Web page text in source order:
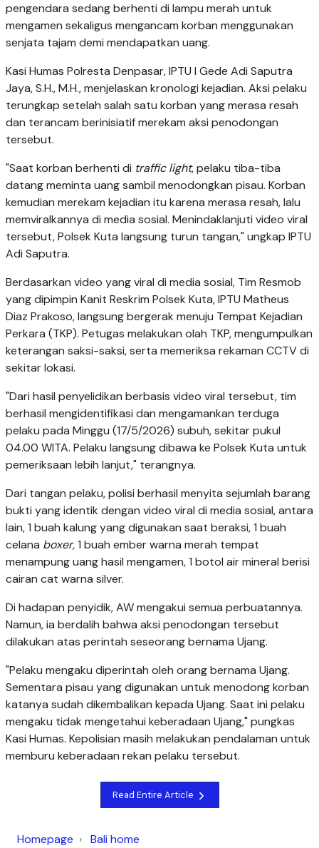
pengendara sedang berhenti di lampu merah untuk
mengamen sekaligus mengancam korban menggunakan
senjata tajam demi mendapatkan uang.
Kasi Humas Polresta Denpasar, IPTU I Gede Adi Saputra
Jaya, S.H., M.H., menjelaskan kronologi kejadian. Aksi pelaku
terungkap setelah salah satu korban yang merasa resah
dan terancam berinisiatif merekam aksi penodongan
tersebut.
"Saat korban berhenti di traffic light, pelaku tiba-tiba
datang meminta uang sambil menodongkan pisau. Korban
kemudian merekam kejadian itu karena merasa resah, lalu
memviralkannya di media sosial. Menindaklanjuti video viral
tersebut, Polsek Kuta langsung turun tangan," ungkap IPTU
Adi Saputra.
Berdasarkan video yang viral di media sosial, Tim Resmob
yang dipimpin Kanit Reskrim Polsek Kuta, IPTU Matheus
Diaz Prakoso, langsung bergerak menuju Tempat Kejadian
Perkara (TKP). Petugas melakukan olah TKP, mengumpulkan
keterangan saksi-saksi, serta memeriksa rekaman CCTV di
sekitar lokasi.
"Dari hasil penyelidikan berbasis video viral tersebut, tim
berhasil mengidentifikasi dan mengamankan terduga
pelaku pada Minggu (17/5/2026) subuh, sekitar pukul
04.00 WITA. Pelaku langsung dibawa ke Polsek Kuta untuk
pemeriksaan lebih lanjut," terangnya.
Dari tangan pelaku, polisi berhasil menyita sejumlah barang
bukti yang identik dengan video viral di media sosial, antara
lain, 1 buah kalung yang digunakan saat beraksi, 1 buah
celana boxer,1 buah ember warna merah tempat
menampung uang hasil mengamen, 1 botol air mineral berisi
cairan cat warna silver.
Di hadapan penyidik, AW mengakui semua perbuatannya.
Namun, ia berdalih bahwa aksi penodongan tersebut
dilakukan atas perintah seseorang bernama Ujang.
"Pelaku mengaku diperintah oleh orang bernama Ujang.
Sementara pisau yang digunakan untuk menodong korban
katanya sudah dikembalikan kepada Ujang. Saat ini pelaku
mengaku tidak mengetahui keberadaan Ujang," pungkas
Kasi Humas. Kepolisian masih melakukan pendalaman untuk
memburu keberadaan rekan pelaku tersebut.
Read Entire Article
Homepage Bali home